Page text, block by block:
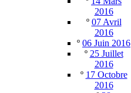
2016
º 07 Avril
2016
º 06 Juin 2016
º 25 Juillet
2016
º 17 Octobre
2016